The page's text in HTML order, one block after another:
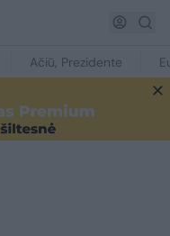
Ačiū, Prezidente